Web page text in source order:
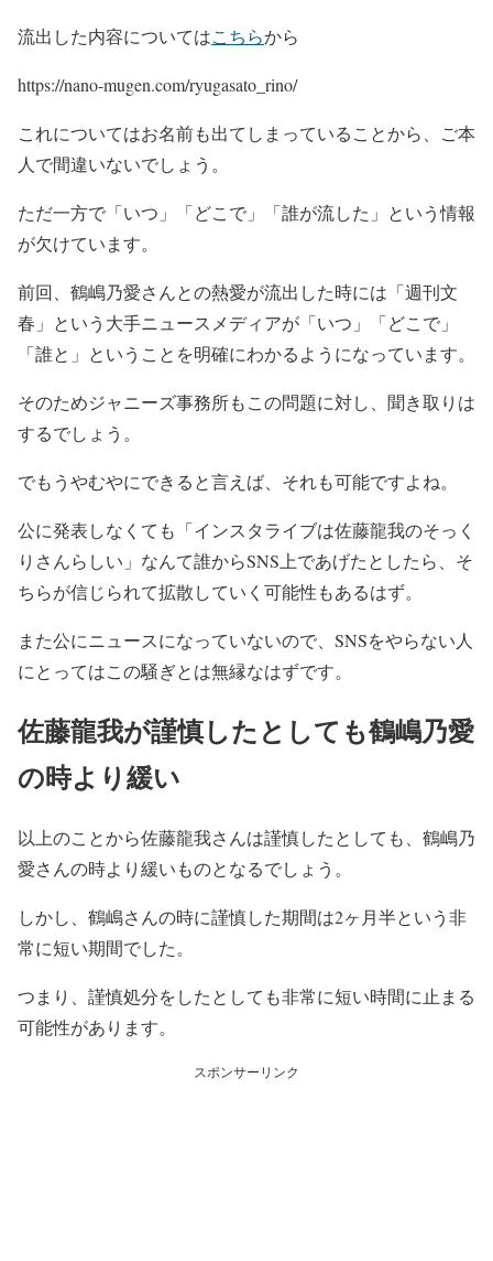
流出した内容についてはこちらから
https://nano-mugen.com/ryugasato_rino/
これについてはお名前も出てしまっていることから、ご本
人で間違いないでしょう。
ただ一方で「いつ」「どこで」「誰が流した」という情報
が欠けています。
前回、鶴嶋乃愛さんとの熱愛が流出した時には「週刊文
春」という大手ニュースメディアが「いつ」「どこで」
「誰と」ということを明確にわかるようになっています。
そのためジャニーズ事務所もこの問題に対し、聞き取りは
するでしょう。
でもうやむやにできると言えば、それも可能ですよね。
公に発表しなくても「インスタライブは佐藤龍我のそっく
りさんらしい」なんて誰からSNS上であげたとしたら、そ
ちらが信じられて拡散していく可能性もあるはず。
また公にニュースになっていないので、SNSをやらない人
にとってはこの騒ぎとは無縁なはずです。
佐藤龍我が謹慎したとしても鶴嶋乃愛
の時より緩い
以上のことから佐藤龍我さんは謹慎したとしても、鶴嶋乃
愛さんの時より緩いものとなるでしょう。
しかし、鶴嶋さんの時に謹慎した期間は2ヶ月半という非
常に短い期間でした。
つまり、謹慎処分をしたとしても非常に短い時間に止まる
可能性があります。
スポンサーリンク